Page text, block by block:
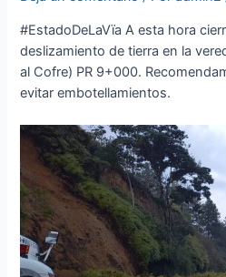
#EstadoDeLaVïa A esta hora
deslizamiento de tierra en la
al Cofre) PR 9+000.
evitar embotellamientos.